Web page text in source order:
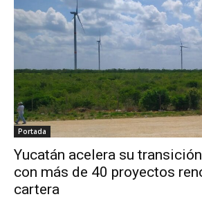
Portada
Yucatán acelera su
con más de 40 proyectos
cartera